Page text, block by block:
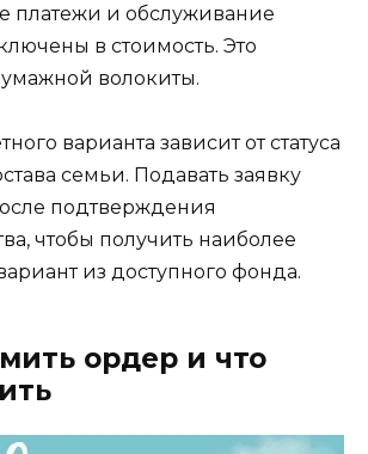
платежи и обслуживание
в стоимость. Это
волокиты.
варианта зависит от статуса
семьи. Подавать заявку
подтверждения
чтобы получить наиболее
из доступного фонда.
ордер и что